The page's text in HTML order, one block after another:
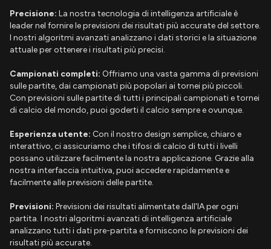
Precisione: La nostra tecnologia di intelligenza artificiale è
leader nel fornire le previsioni dei risultati più accurate del settore.
I nostri algoritmi avanzati analizzano i dati storici e la situazione
attuale per ottenere i risultati più precisi.
Campionati completi: Offriamo una vasta gamma di previsioni
sulle partite, dai campionati più popolari ai tornei più piccoli.
Con previsioni sulle partite di tutti i principali campionati e tornei
di calcio del mondo, puoi goderti il calcio sempre e ovunque.
Esperienza utente: Con il nostro design semplice, chiaro e
interattivo, ci assicuriamo che i tifosi di calcio di tutti i livelli
possano utilizzare facilmente la nostra applicazione. Grazie alla
nostra interfaccia intuitiva, puoi accedere rapidamente e
facilmente alle previsioni delle partite.
Previsioni: Previsioni dei risultati alimentate dall'IA per ogni
partita. I nostri algoritmi avanzati di intelligenza artificiale
analizzano tutti i dati pre-partita e forniscono le previsioni dei
risultati più accurate.